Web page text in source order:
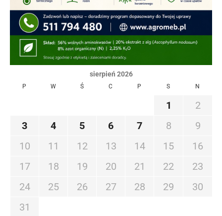
sierpień 2026
P W Ś C P S N
1
2
3
4 5 6 7 8
9
10
11 12 13 14 15
16
17
18 19 20 21 22
23
24
25 26 27 28 29
30
31